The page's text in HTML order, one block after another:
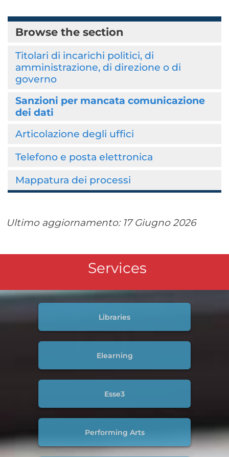
Browse the section
Titolari di incarichi politici, di
amministrazione, di direzione o di
governo
Sanzioni per mancata comunicazione
dei dati
Articolazione degli uffici
Telefono e posta elettronica
Mappatura dei processi
Ultimo aggiornamento: 17 Giugno 2026
Services
Libraries
Elearning
Esse3
Performing Arts